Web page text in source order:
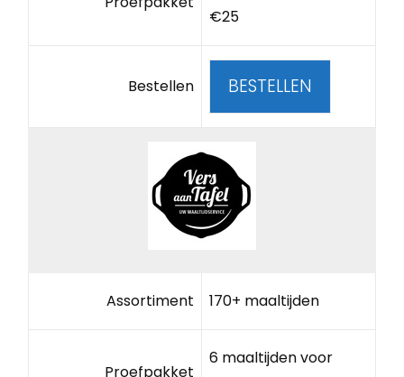
€25
Bestellen BESTELLEN
Assortiment 170+ maaltijden
Proefpakket
6 maaltijden voor